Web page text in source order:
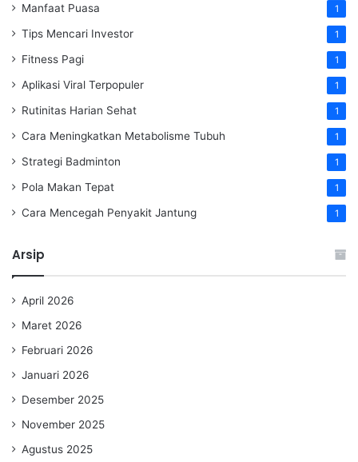
Manfaat Puasa 1
Tips Mencari Investor 1
Fitness Pagi 1
Aplikasi Viral Terpopuler 1
Rutinitas Harian Sehat 1
Cara Meningkatkan Metabolisme Tubuh 1
Strategi Badminton 1
Pola Makan Tepat 1
Cara Mencegah Penyakit Jantung 1
Arsip
April 2026
Maret 2026
Februari 2026
Januari 2026
Desember 2025
November 2025
Agustus 2025